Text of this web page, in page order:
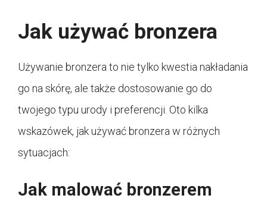
Jak używać bronzera
Używanie bronzera to nie tylko kwestia nakładania
go na skórę, ale także dostosowanie go do
twojego typu urody i preferencji. Oto kilka
wskazówek, jak używać bronzera w różnych
sytuacjach:
Jak malować bronzerem